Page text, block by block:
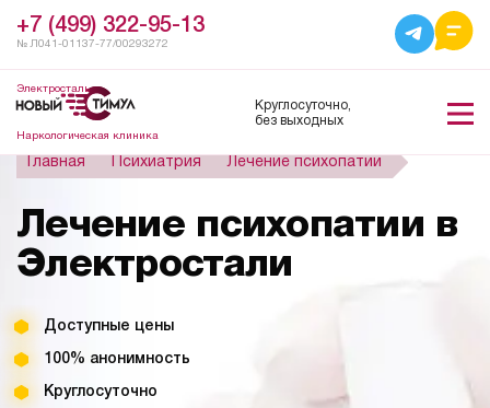
+7 (499) 322-95-13
№ Л041-01137-77/00293272
Электросталь
Наркологическая клиника
Круглосуточно,
без выходных
Главная Психиатрия Лечение психопатии
Лечение психопатии в
Электростали
Доступные цены
100% анонимность
Круглосуточно